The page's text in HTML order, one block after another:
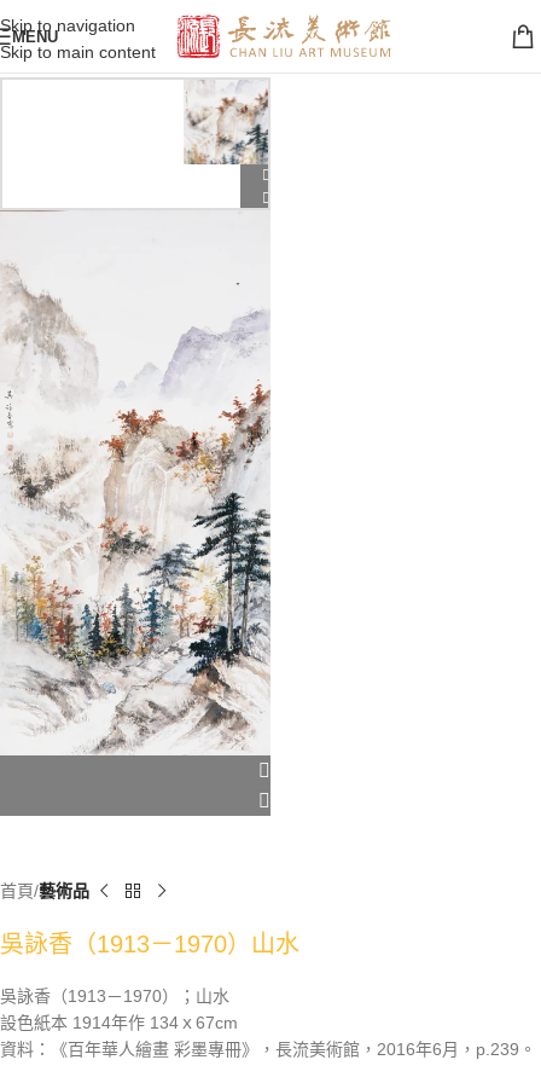
Skip to navigation
Skip to main content
MENU
首頁 藝術品
吳詠香（1913－1970）山水
吳詠香（1913－1970）；山水
設色紙本 1914年作 134ｘ67cm
資料：《百年華人繪畫 彩墨專冊》，長流美術館，2016年6月，p.239。